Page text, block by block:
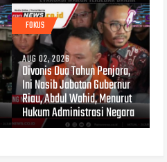
FOKUS
AUG 02, 2026
Divonis Dua Tahun Penjara,
Ini Nasib Jabatan Gubernur
Riau, Abdul Wahid, Menurut
Hukum Administrasi Negara